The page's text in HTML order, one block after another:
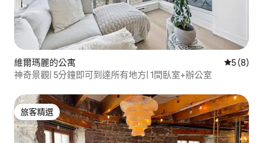
維爾瑪麗的公寓 從 8 則評
5 (8)
神奇景觀| 5分鐘即可到達所有地方| 1間臥室+辦公室
旅客精選
旅客精選